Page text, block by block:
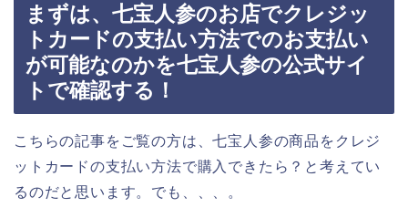
まずは、七宝人参のお店でクレジッ
トカードの支払い方法でのお支払い
が可能なのかを七宝人参の公式サイ
トで確認する！
こちらの記事をご覧の方は、七宝人参の商品をクレジ
ットカードの支払い方法で購入できたら？と考えてい
るのだと思います。でも、、、。